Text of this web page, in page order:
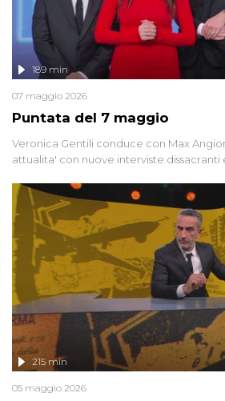
Puntata del 7 maggio
189 min
07 maggio 2026
Veronica Gentili conduce con Max
attualita' con nuove interviste
215 min
05 maggio 2026